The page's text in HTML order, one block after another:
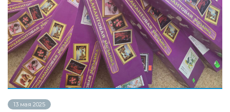
13 мая 2025